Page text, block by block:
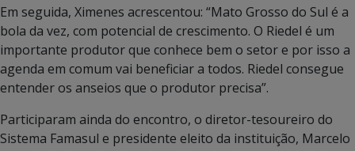
Em seguida, Ximenes acrescentou: “Mato Grosso do Sul é a
bola da vez, com potencial de crescimento. O Riedel é um
importante produtor que conhece bem o setor e por isso a
agenda em comum vai beneficiar a todos. Riedel consegue
entender os anseios que o produtor precisa”.
Participaram ainda do encontro, o diretor-tesoureiro do
Sistema Famasul e presidente eleito da instituição, Marcelo